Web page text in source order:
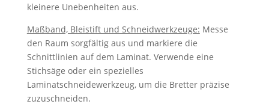
kleinere Unebenheiten aus.
Maßband, Bleistift und Schneidwerkzeuge: Messe
den Raum sorgfältig aus und markiere die
Schnittlinien auf dem Laminat. Verwende eine
Stichsäge oder ein spezielles
Laminatschneidewerkzeug, um die Bretter präzise
zuzuschneiden.